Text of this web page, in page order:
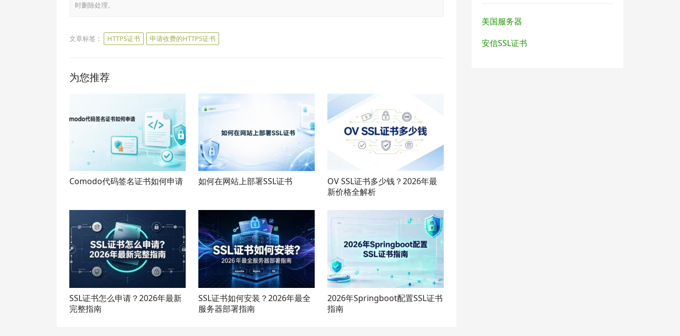
时删除处理。
文章标签： HTTPS证书 申请收费的HTTPS证书
为您推荐
Comodo代码签名证书如何申请 如何在网站上部署SSL证书
OV SSL证书多少钱？2026年最
新价格全解析
SSL证书怎么申请？2026年最新
完整指南
SSL证书如何安装？2026年最全
服务器部署指南
2026年Springboot配置SSL证书
指南
美国服务器
安信SSL证书